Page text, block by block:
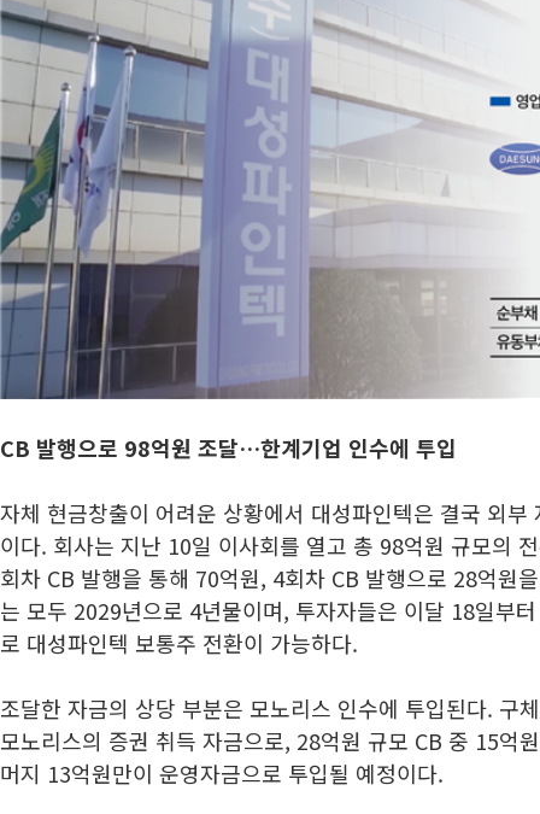
CB 발행으로 98억원 조달…한계기업 인수에 투입
자체 현금창출이 어려운 상황에서 대성파인텍은 결국 외부
이다. 회사는 지난 10일 이사회를 열고 총 98억원 규모의
회차 CB 발행을 통해 70억원, 4회차 CB 발행으로 28억원
는 모두 2029년으로 4년물이며, 투자자들은 이달 18일부
로 대성파인텍 보통주 전환이 가능하다.
조달한 자금의 상당 부분은 모노리스 인수에 투입된다. 구
모노리스의 증권 취득 자금으로, 28억원 규모 CB 중 15억
머지 13억원만이 운영자금으로 투입될 예정이다.